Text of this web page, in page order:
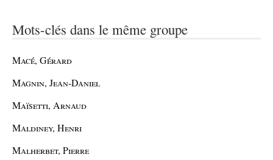
Mots-clés dans le même groupe
Macé, Gérard
Magnin, Jean-Daniel
Maïsetti, Arnaud
Maldiney, Henri
Malherbet, Pierre